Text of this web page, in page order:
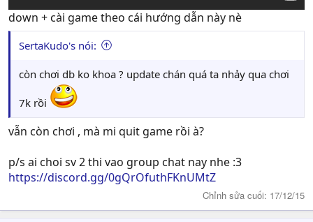
down + cài game theo cái hướng dẫn này nè
SertaKudo's nói:
còn chơi db ko khoa ? update chán quá ta nhảy qua chơi
7k rồi
vẫn còn chơi , mà mi quit game rồi à?
p/s ai choi sv 2 thi vao group chat nay nhe :3
https://discord.gg/0gQrOfuthFKnUMtZ
Chỉnh sửa cuối: 17/12/15